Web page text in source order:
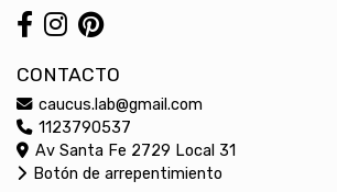
CONTACTO
caucus.lab@gmail.com
1123790537
Av Santa Fe 2729 Local 31
Botón de arrepentimiento